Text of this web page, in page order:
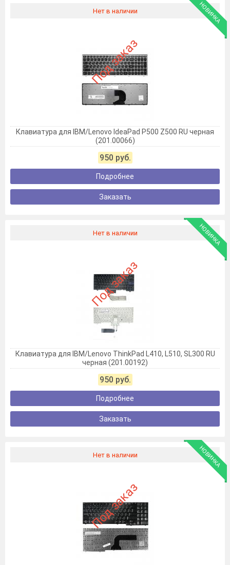
Нет в наличии НОВИНКА
Под заказ
Клавиатура для IBM/Lenovo IdeaPad P500 Z500 RU черная
(201.00066)
950 руб.
Подробнее
Заказать
Нет в наличии НОВИНКА
Под заказ
Клавиатура для IBM/Lenovo ThinkPad L410, L510, SL300 RU
черная (201.00192)
950 руб.
Подробнее
Заказать
Нет в наличии НОВИНКА
Под заказ